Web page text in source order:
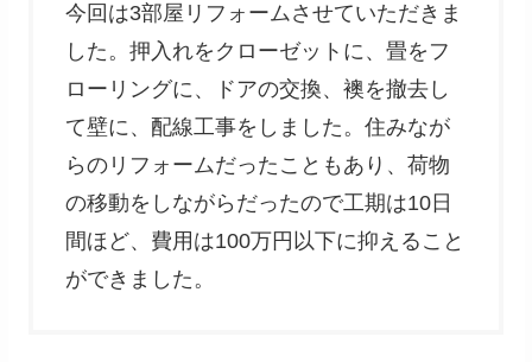
今回は3部屋リフォームさせていただきま
した。押入れをクローゼットに、畳をフ
ローリングに、ドアの交換、襖を撤去し
て壁に、配線工事をしました。住みなが
らのリフォームだったこともあり、荷物
の移動をしながらだったので工期は10日
間ほど、費用は100万円以下に抑えること
ができました。